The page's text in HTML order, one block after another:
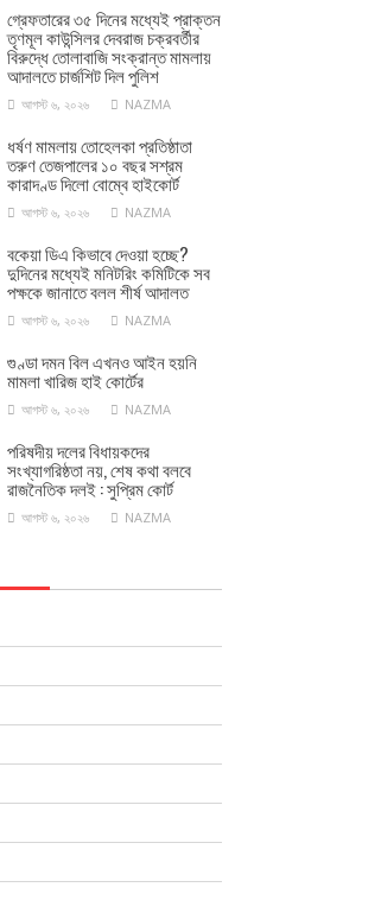
গ্রেফতারের ৩৫ দিনের মধ্যেই প্রাক্তন
তৃণমূল কাউন্সিলর দেবরাজ চক্রবর্তীর
বিরুদ্ধে তোলাবাজি সংক্রান্ত মামলায়
আদালতে চার্জশিট দিল পুলিশ
আগস্ট ৬, ২০২৬ NAZMA
ধর্ষণ মামলায় তোহেলকা প্রতিষ্ঠাতা
তরুণ তেজপালের ১০ বছর সশ্রম
কারাদণ্ড দিলো বোম্বে হাইকোর্ট
আগস্ট ৬, ২০২৬ NAZMA
বকেয়া ডিএ কিভাবে দেওয়া হচ্ছে?
দুদিনের মধ্যেই মনিটরিং কমিটিকে সব
পক্ষকে জানাতে বলল শীর্ষ আদালত
আগস্ট ৬, ২০২৬ NAZMA
গুণ্ডা দমন বিল এখনও আইন হয়নি
মামলা খারিজ হাই কোর্টের
আগস্ট ৬, ২০২৬ NAZMA
পরিষদীয় দলের বিধায়কদের
সংখ্যাগরিষ্ঠতা নয়, শেষ কথা বলবে
রাজনৈতিক দলই : সুপ্রিম কোর্ট
আগস্ট ৬, ২০২৬ NAZMA